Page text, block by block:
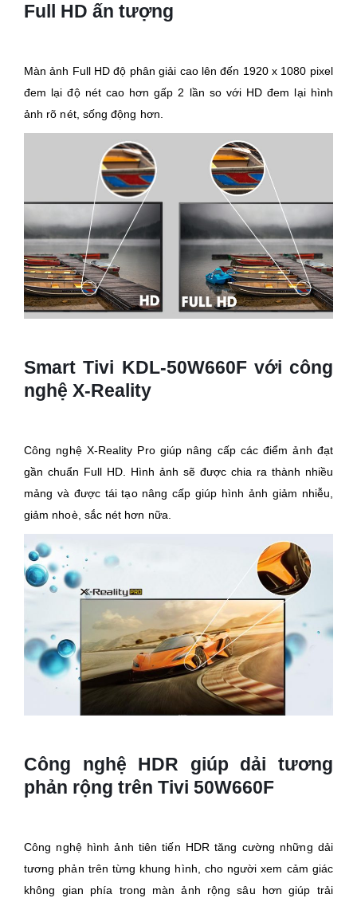
Full HD ấn tượng
Màn ảnh Full HD độ phân giải cao lên đến 1920 x 1080 pixel
đem lại độ nét cao hơn gấp 2 lần so với HD đem lại hình
ảnh rõ nét, sống động hơn.
Smart Tivi KDL-50W660F với công
nghệ X-Reality
Công nghệ X-Reality Pro giúp nâng cấp các điểm ảnh đạt
gần chuẩn Full HD. Hình ảnh sẽ được chia ra thành nhiều
mảng và được tái tạo nâng cấp giúp hình ảnh giảm nhiễu,
giảm nhoè, sắc nét hơn nữa.
Công nghệ HDR giúp dải tương
phản rộng trên Tivi 50W660F
Công nghệ hình ảnh tiên tiến HDR tăng cường những dải
tương phản trên từng khung hình, cho người xem cảm giác
không gian phía trong màn ảnh rộng sâu hơn giúp trải